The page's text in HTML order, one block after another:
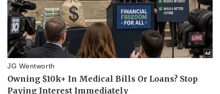
Doanh nghiệp
Thông tin doanh nghiệp
Doanh nghiệp 24h
Doanh nhân
Công nghệ
Tin Công nghệ
Trải nghiệm